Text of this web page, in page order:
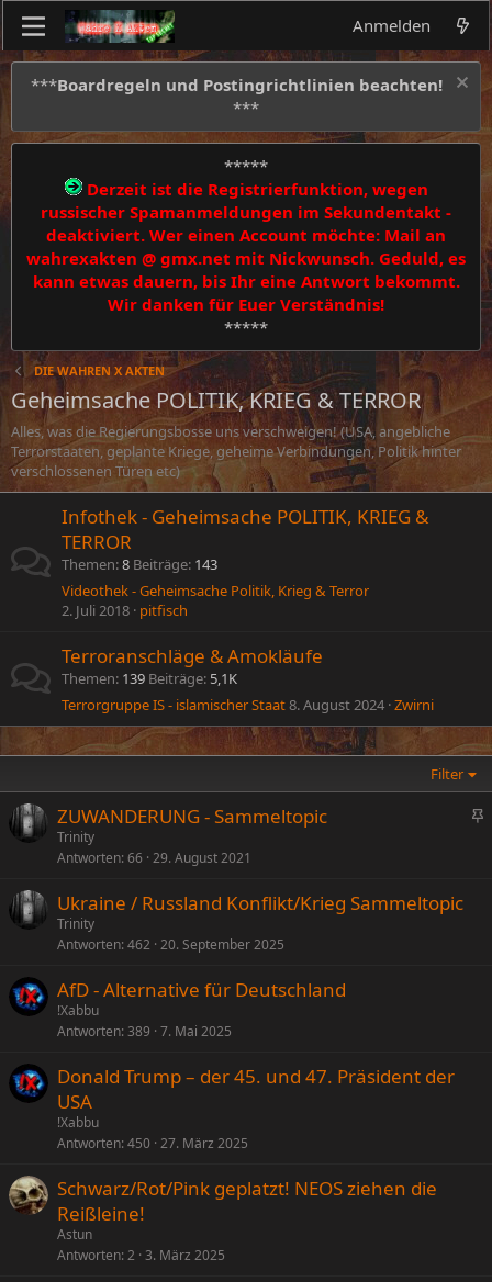
Anmelden
***Boardregeln und Postingrichtlinien beachten!
***
*****
Derzeit ist die Registrierfunktion, wegen
russischer Spamanmeldungen im Sekundentakt -
deaktiviert. Wer einen Account möchte: Mail an
wahrexakten @ gmx.net mit Nickwunsch. Geduld, es
kann etwas dauern, bis Ihr eine Antwort bekommt.
Wir danken für Euer Verständnis!
*****
DIE WAHREN X AKTEN
Geheimsache POLITIK, KRIEG & TERROR
Alles, was die Regierungsbosse uns verschweigen! (USA, angebliche
Terrorstaaten, geplante Kriege, geheime Verbindungen, Politik hinter
verschlossenen Türen etc)
Infothek - Geheimsache POLITIK, KRIEG &
TERROR
Themen 8 Beiträge 143
Videothek - Geheimsache Politik, Krieg & Terror
2. Juli 2018 pitfisch
Terroranschläge & Amokläufe
Themen 139 Beiträge 5,1K
Terrorgruppe IS - islamischer Staat8. August 2024 Zwirni
Filter
A
ZUWANDERUNG - Sammeltopic
Trinity
Antworten 66 29. August 2021
Ukraine / Russland Konflikt/Krieg Sammeltopic
Trinity
Antworten 462 20. September 2025
AfD - Alternative für Deutschland
!Xabbu
Antworten 389 7. Mai 2025
Donald Trump – der 45. und 47. Präsident der
USA
!Xabbu
Antworten 450 27. März 2025
Schwarz/Rot/Pink geplatzt! NEOS ziehen die
Reißleine!
Astun
Antworten 2 3. März 2025